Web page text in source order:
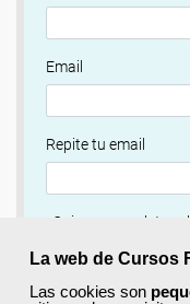
La web de Cursos
Las cookies son
Email
Repite tu email
¿Quieres completar
Si
No,
Newsletter